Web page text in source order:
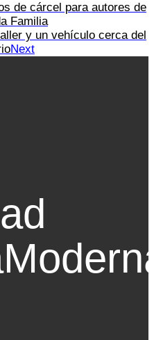
de cárcel para autores de
Familia
y un vehículo cerca del
Next